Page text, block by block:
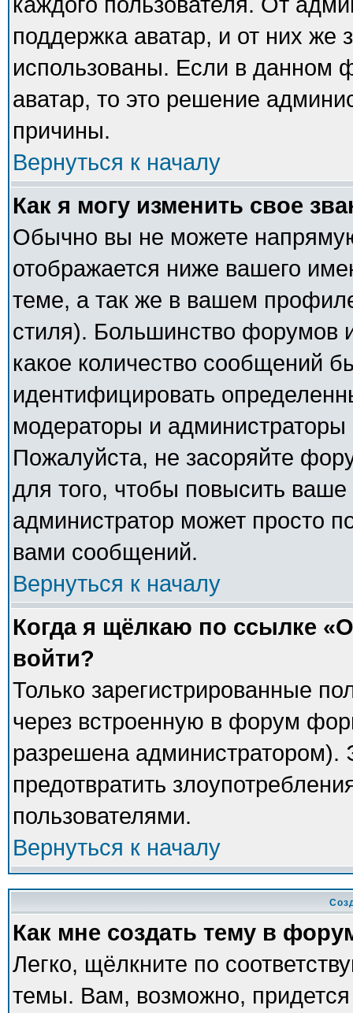
поддержка аватар, и от них же
использованы. Если в данном
аватар, то это решение
причины.
Вернуться к началу
Как я могу изменить свое
Обычно вы не можете
отображается ниже вашего
теме, а так же в вашем
стиля). Большинство форумов
какое количество сообщений
идентифицировать
модераторы и
Пожалуйста, не засоряйте
для того, чтобы повысить
администратор может просто
вами сообщений.
Вернуться к началу
Когда я щёлкаю по ссылке
войти?
Только зарегистрированные
через встроенную в форум
разрешена администратором).
предотвратить
пользователями.
Вернуться к началу
Как мне создать тему в
Легко, щёлкните по
темы. Вам, возможно, придется